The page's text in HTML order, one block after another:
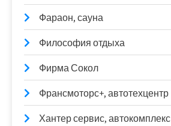
Фараон, сауна
Философия отдыха
Фирма Сокол
Франсмоторс+, автотехцентр
Хантер сервис, автокомплекс